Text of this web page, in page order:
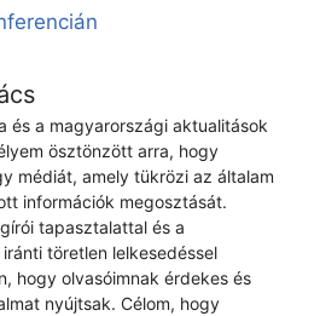
és a magyarországi aktualitások
ösztönzött arra, hogy
médiát, amely tükrözi az általam
információk megosztását.
tapasztalattal és a
töretlen lelkesedéssel
hogy olvasóimnak érdekes és
nyújtsak. Célom, hogy